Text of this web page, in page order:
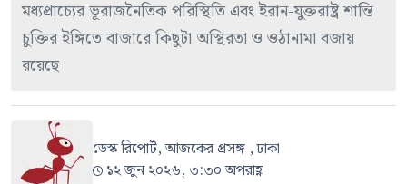
মধ্যপ্রাচ্যের ভূরাজনৈতিক পরিস্থিতি এবং ইরান-যুক্তরাষ্ট্র শান্তি
চুক্তির ইঙ্গিতে বাজারে কিছুটা অস্থিরতা ও ওঠানামা বজায়
রয়েছে।
ডেস্ক রিপোর্ট, আজকের প্রসঙ্গ , ঢাকা
১২ জুন ২০২৬, ৩:৩০ অপরাহ্ণ